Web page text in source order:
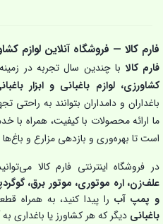
فارم کالا — فروشگاه آنلاین لوازم
فارم کالا با چندین سال تجربه در
کشاورزی، لوازم باغبانی و ابزار
باغداران و دامداران بتوانند به راحتی
ما ارائه محصولات با کیفیت، همراه
است تا بهره‌وری و بازدهی مزارع و باغ‌ها
در فروشگاه اینترنتی فارم کالا
علف‌زن، اره موتوری، موتور برق،
و پمپ آب را پیدا کنید، به همراه
باغبانی دیگر که هر کشاورز یا باغداری به